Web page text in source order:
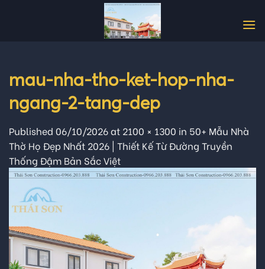
mau-nha-tho-ket-hop-nha-
ngang-2-tang-dep
Published 06/10/2026at 2100 × 1300 in 50+ Mẫu Nhà
Thờ Họ Đẹp Nhất 2026 | Thiết Kế Từ Đường Truyền
Thống Đậm Bản Sắc Việt